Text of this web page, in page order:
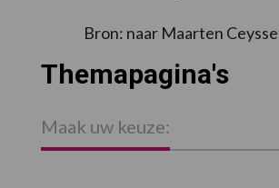
Bron: naar Maarten
Themapagina's
Maak uw keuze: